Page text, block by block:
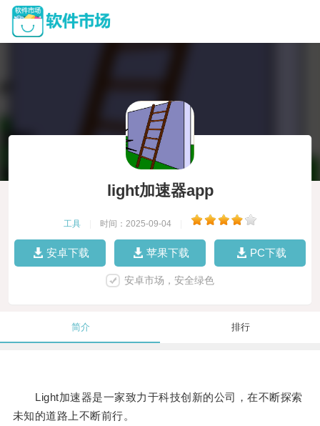
light加速器app
工具 时间：2025-09-04
安卓下载 苹果下载 PC下载
安卓市场，安全绿色
简介 排行
Light加速器是一家致力于科技创新的公司，在不断探索
未知的道路上不断前行。